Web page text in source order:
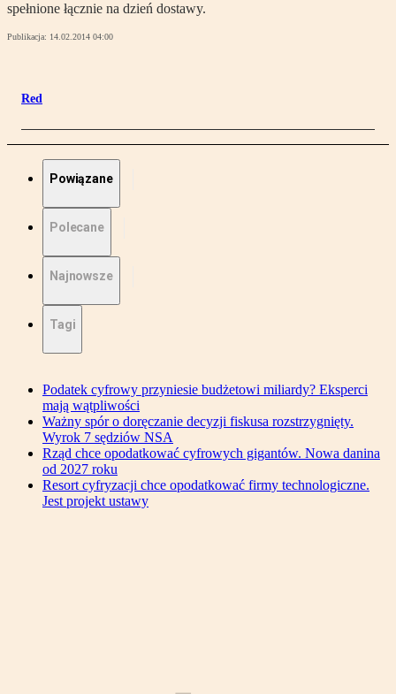
spełnione łącznie na dzień dostawy.
Publikacja: 14.02.2014 04:00
Red
Powiązane
Polecane
Najnowsze
Tagi
Podatek cyfrowy przyniesie budżetowi miliardy? Eksperci
mają wątpliwości
Ważny spór o doręczanie decyzji fiskusa rozstrzygnięty.
Wyrok 7 sędziów NSA
Rząd chce opodatkować cyfrowych gigantów. Nowa danina
od 2027 roku
Resort cyfryzacji chce opodatkować firmy technologiczne.
Jest projekt ustawy